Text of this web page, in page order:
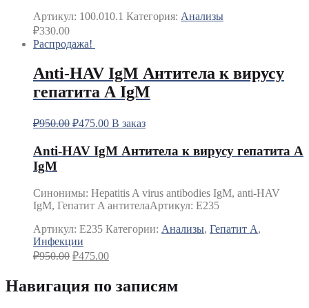
Артикул: 100.010.1 Категория: Анализы
₽330.00
Распродажа!
Anti-HAV IgM Антитела к вирусу
гепатита А IgM
₽950.00 ₽475.00 В заказ
Anti-HAV IgM Антитела к вирусу гепатита А
IgM
Синонимы: Hepatitis A virus antibodies IgM, anti-HAV
IgM, Гепатит A антителаАртикул: E235
Артикул: E235 Категории: Анализы, Гепатит A,
Инфекции
₽950.00 ₽475.00
Навигация по записям